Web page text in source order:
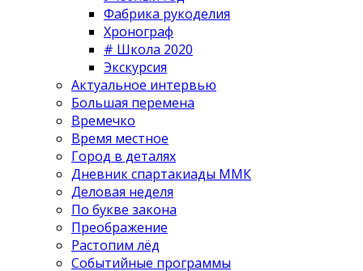
Фабрика рукоделия
Хронограф
# Школа 2020
Экскурсия
Актуальное интервью
Большая перемена
Времечко
Время местное
Город в деталях
Дневник спартакиады ММК
Деловая неделя
По букве закона
Преображение
Растопим лёд
Событийные программы